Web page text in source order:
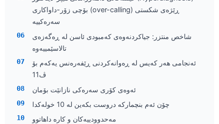
بۆچی زۆر-داواکاری (over-calling) ڕێژەی شکستی
سەرەکییە
شاخص منتزر: جیاکردنەوەی کەمبودی ئاسن لە ڕەگەزەی
تالاسێمییەوە
ئەنجامی هەر کەیس لە ڕەوانەکردنی ڕێفەرەنس یەکەم بۆ
ڤ11
ئەوەی کۆری سەرەکی نازانێت بۆمان
چۆن ئەم بنچمارکە دروست بکەین لە 10 خولەکدا
مەحدوودییەکان و کارە داهاتوو